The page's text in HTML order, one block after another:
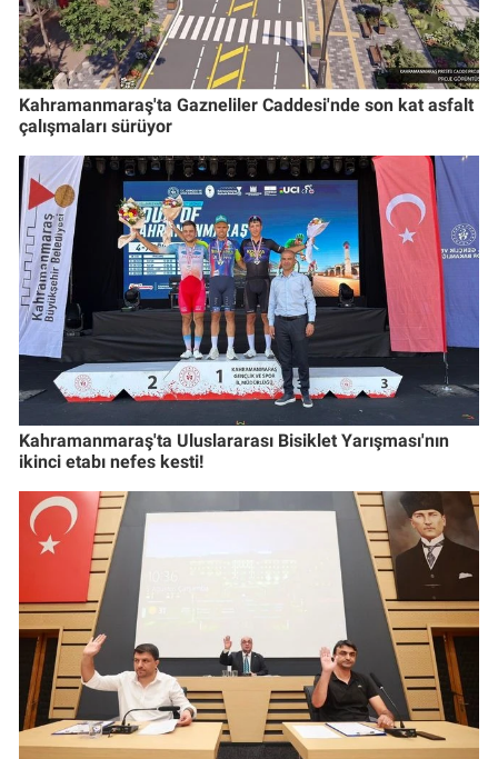
Kahramanmaraş'ta Gazneliler Caddesi'nde son kat asfalt
çalışmaları sürüyor
Kahramanmaraş'ta Uluslararası Bisiklet Yarışması'nın
ikinci etabı nefes kesti!